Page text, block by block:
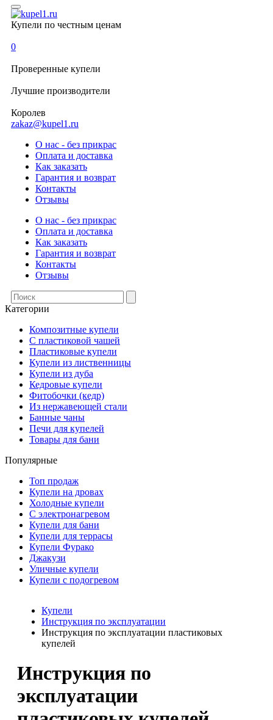
Купели по честным ценам
0
Проверенные купели
Лучшие производители
Королев
zakaz@kupel1.ru
О нас - без прикрас
Оплата и доставка
Как заказать
Гарантия и возврат
Контакты
Отзывы
О нас - без прикрас
Оплата и доставка
Как заказать
Гарантия и возврат
Контакты
Отзывы
Категории
Композитные купели
С пластиковой чашей
Пластиковые купели
Купели из лиственницы
Купели из дуба
Кедровые купели
Фитобочки (кедр)
Из нержавеющей стали
Банные чаны
Печи для купелей
Товары для бани
Популярные
Топ продаж
Купели на дровах
Холодные купели
С электронагревом
Купели для бани
Купели для террасы
Купели Фурако
Джакузи
Уличные купели
Купели с подогревом
Купели
Инструкция по эксплуатации
Инструкция по эксплуатации пластиковых
купелей
Инструкция по
эксплуатации